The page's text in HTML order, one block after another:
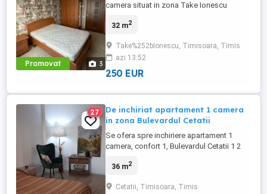
Promovat 3
camera situat in zona Take Ionescu
centre comerciale, Facultatea de
Cartan, etc. Apartamentul se afla la etajul 1
al unui bloc cu 4 etaje. Avand o suprafata
utila de 32 mp
32 m2
Take%252bIonescu, Timisoara, Timis
azi 13:52
250 EUR
27
De inchiriat apartament 1 camera
in zona Bulevardul Cetatii
Se ofera spre inchiriere apartament 1
camera, confort 1, Bulevardul Cetatii 1 2
Carefour. Dispune de o suprafata de
36 m2
Cetatii, Timisoara, Timis